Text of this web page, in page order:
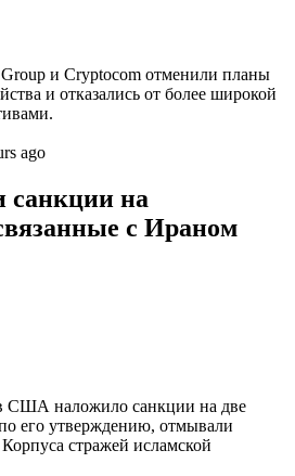
и Cryptocom отменили планы
и отказались от более широкой
ago
на
с Ираном
США наложило санкции на две
его утверждению, отмывали
стражей исламской